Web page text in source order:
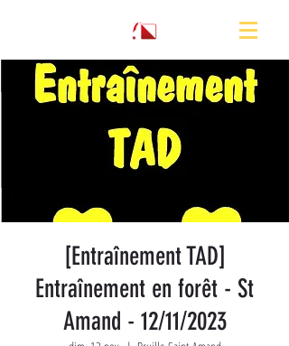
[Entraînement TAD]
Entraînement en forêt - St
Amand - 12/11/2023